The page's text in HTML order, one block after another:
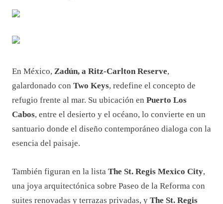
En México, Zadún, a Ritz-Carlton Reserve,
galardonado con Two Keys, redefine el concepto de
refugio frente al mar. Su ubicación en Puerto Los
Cabos, entre el desierto y el océano, lo convierte en un
santuario donde el diseño contemporáneo dialoga con la
esencia del paisaje.
También figuran en la lista The St. Regis Mexico City,
una joya arquitectónica sobre Paseo de la Reforma con
suites renovadas y terrazas privadas, y The St. Regis